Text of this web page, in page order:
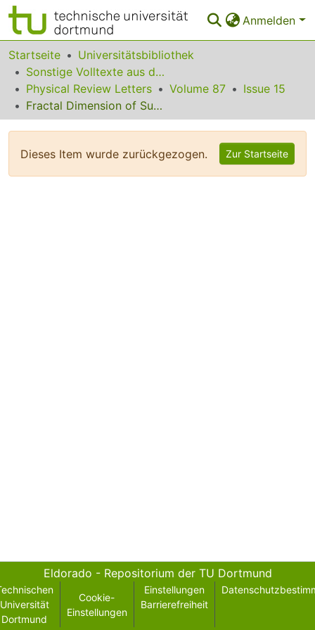
Anmelden
Bereiche & Sammlungen
Das gesamte Repositorium
Statistiken
Startseite
Universitätsbibliothek
Sonstige Volltexte aus dem Bibliotheksangebot
Physical Review Letters
Volume 87
Issue 15
Fractal Dimension of Superfluid Turbulence
Dieses Item wurde zurückgezogen. Zur Startseite
Eldorado - Repositorium der TU Dortmund
Universität
Dortmund
Cookie-
Einstellungen
Einstellungen
Barrierefreiheit